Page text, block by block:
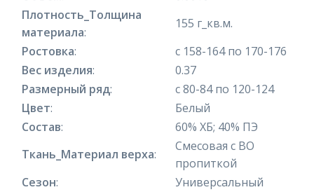
Плотность_Толщина
материала:
155 г_кв.м.
Ростовка:
с 158-164 по 170-176
Вес изделия:
0.37
Размерный ряд:
с 80-84 по 120-124
Цвет:
Белый
Состав:
60% ХБ; 40% ПЭ
Ткань_Материал верха:
Смесовая с ВО
пропиткой
Сезон:
Универсальный